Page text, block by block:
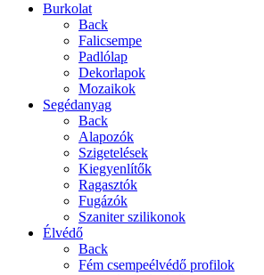
Burkolat
Back
Falicsempe
Padlólap
Dekorlapok
Mozaikok
Segédanyag
Back
Alapozók
Szigetelések
Kiegyenlítők
Ragasztók
Fugázók
Szaniter szilikonok
Élvédő
Back
Fém csempeélvédő profilok